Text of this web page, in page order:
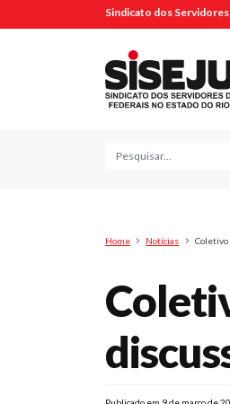
Sindicato dos
Pesquisa
Home Notícias Coletivo